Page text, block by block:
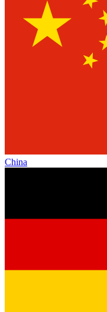
China